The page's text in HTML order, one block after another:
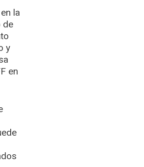
la
de
y
en